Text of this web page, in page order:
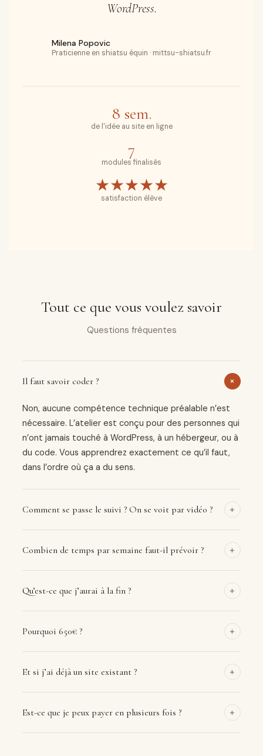
WordPress.
Milena Popovic
Praticienne en shiatsu équin · mittsu-shiatsu.fr
8 sem.
de l'idée au site en ligne
7
modules finalisés
★★★★★
satisfaction élève
Tout ce que vous voulez savoir
Questions fréquentes
Il faut savoir coder ? +
Non, aucune compétence technique préalable n’est
nécessaire. L’atelier est conçu pour des personnes qui
n’ont jamais touché à WordPress, à un hébergeur, ou à
du code. Vous apprendrez exactement ce qu’il faut,
dans l’ordre où ça a du sens.
Comment se passe le suivi ? On se voit par vidéo ? +
Combien de temps par semaine faut-il prévoir ? +
Qu’est-ce que j’aurai à la fin ? +
Pourquoi 650€ ? +
Et si j’ai déjà un site existant ? +
Est-ce que je peux payer en plusieurs fois ? +